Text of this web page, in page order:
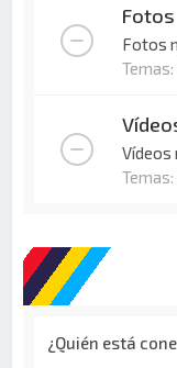
Fotos
Fotos
Temas:
Vídeos
Temas:
¿Quién está